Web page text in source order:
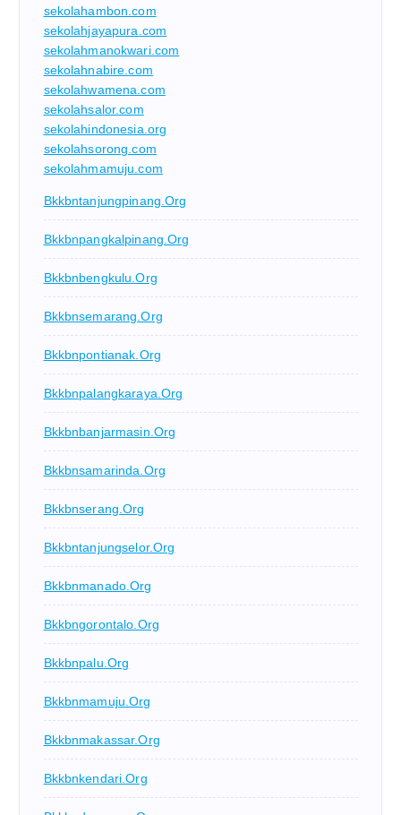
sekolahambon.com
sekolahjayapura.com
sekolahmanokwari.com
sekolahnabire.com
sekolahwamena.com
sekolahsalor.com
sekolahindonesia.org
sekolahsorong.com
sekolahmamuju.com
Bkkbntanjungpinang.org
Bkkbnpangkalpinang.org
Bkkbnbengkulu.org
Bkkbnsemarang.org
Bkkbnpontianak.org
Bkkbnpalangkaraya.org
Bkkbnbanjarmasin.org
Bkkbnsamarinda.org
Bkkbnserang.org
Bkkbntanjungselor.org
Bkkbnmanado.org
Bkkbngorontalo.org
Bkkbnpalu.org
Bkkbnmamuju.org
Bkkbnmakassar.org
Bkkbnkendari.org